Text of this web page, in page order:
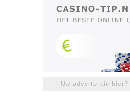
Uw advertentie hier?